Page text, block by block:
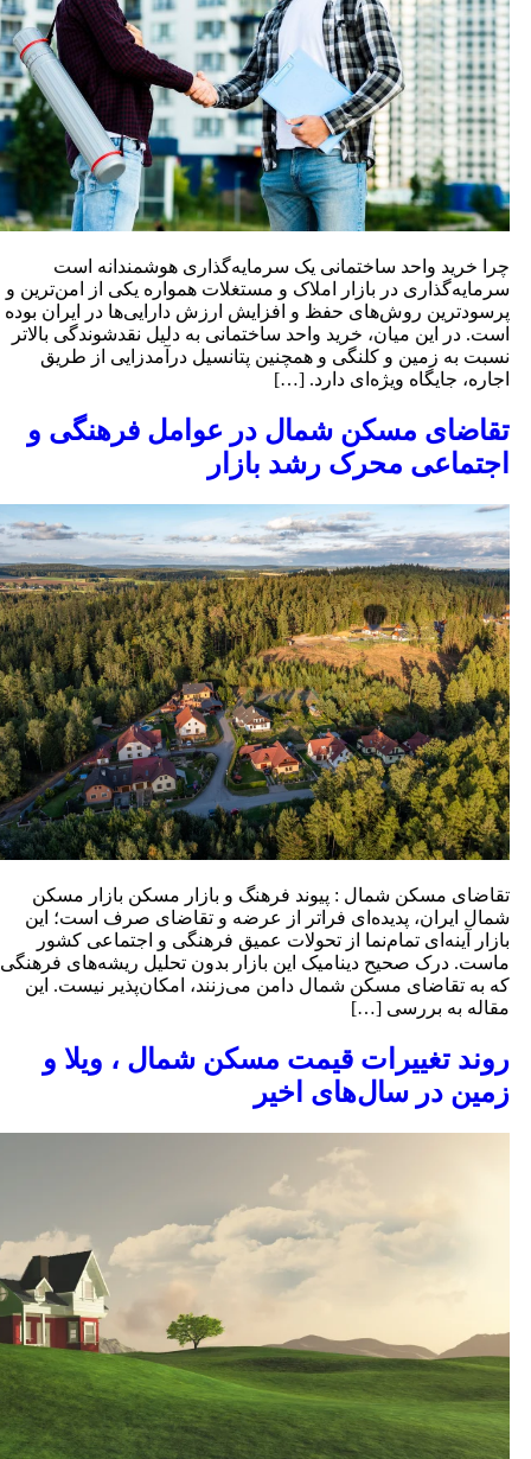
خرید واحد ساختمانی یک سرمایه‌گذاری هوشمندانه است
در بازار املاک و مستغلات همواره یکی از امن‌ترین و
روش‌های حفظ و افزایش ارزش دارایی‌ها در ایران بوده
در این میان، خرید واحد ساختمانی به دلیل نقدشوندگی بالاتر
به زمین و کلنگی و همچنین پتانسیل درآمدزایی از طریق
جایگاه ویژه‌ای دارد. […]
مسکن شمال در عوامل فرهنگی و
محرک رشد بازار
مسکن شمال : پیوند فرهنگ و بازار مسکن بازار مسکن
ایران، پدیده‌ای فراتر از عرضه و تقاضای صرف است؛ این
آینه‌ای تمام‌نما از تحولات عمیق فرهنگی و اجتماعی کشور
درک صحیح دینامیک این بازار بدون تحلیل ریشه‌های فرهنگی
به تقاضای مسکن شمال دامن می‌زنند، امکان‌پذیر نیست. این
به بررسی […]
تغییرات قیمت مسکن شمال ، ویلا و
در سال‌های اخیر